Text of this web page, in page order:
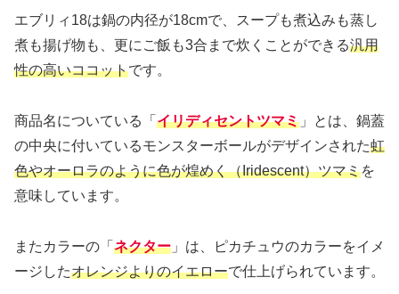
エブリィ18は鍋の内径が18cmで、スープも煮込みも蒸し
煮も揚げ物も、更にご飯も3合まで炊くことができる汎用
性の高いココットです。
商品名についている「 イリディセントツマミ 」とは、鍋蓋
の中央に付いているモンスターボールがデザインされた虹
色やオーロラのように色が煌めく（Iridescent）ツマミを
意味しています。
またカラーの「 ネクター 」は、ピカチュウのカラーをイメ
ージしたオレンジよりのイエローで仕上げられています。